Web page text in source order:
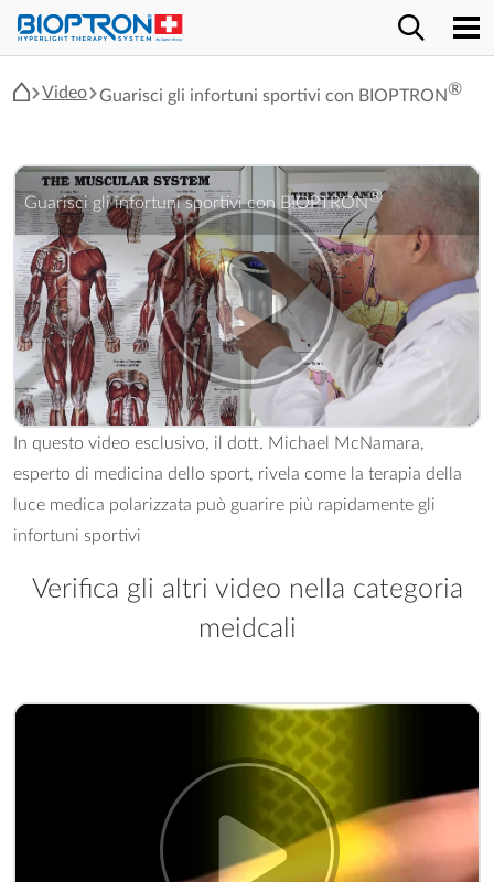
Video Guarisci gli infortuni sportivi con BIOPTRON®
Guarisci gli infortuni sportivi con BIOPTRON®
®" />
In questo video esclusivo, il dott. Michael McNamara,
esperto di medicina dello sport, rivela come la terapia della
luce medica polarizzata può guarire più rapidamente gli
infortuni sportivi
Verifica gli altri video nella categoria
meidcali